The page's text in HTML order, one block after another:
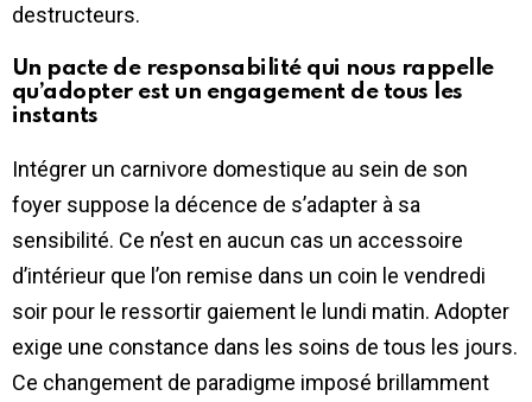
destructeurs.
Un pacte de responsabilité qui nous rappelle
qu’adopter est un engagement de tous les
instants
Intégrer un carnivore domestique au sein de son
foyer suppose la décence de s’adapter à sa
sensibilité. Ce n’est en aucun cas un accessoire
d’intérieur que l’on remise dans un coin le vendredi
soir pour le ressortir gaiement le lundi matin. Adopter
exige une constance dans les soins de tous les jours.
Ce changement de paradigme imposé brillamment